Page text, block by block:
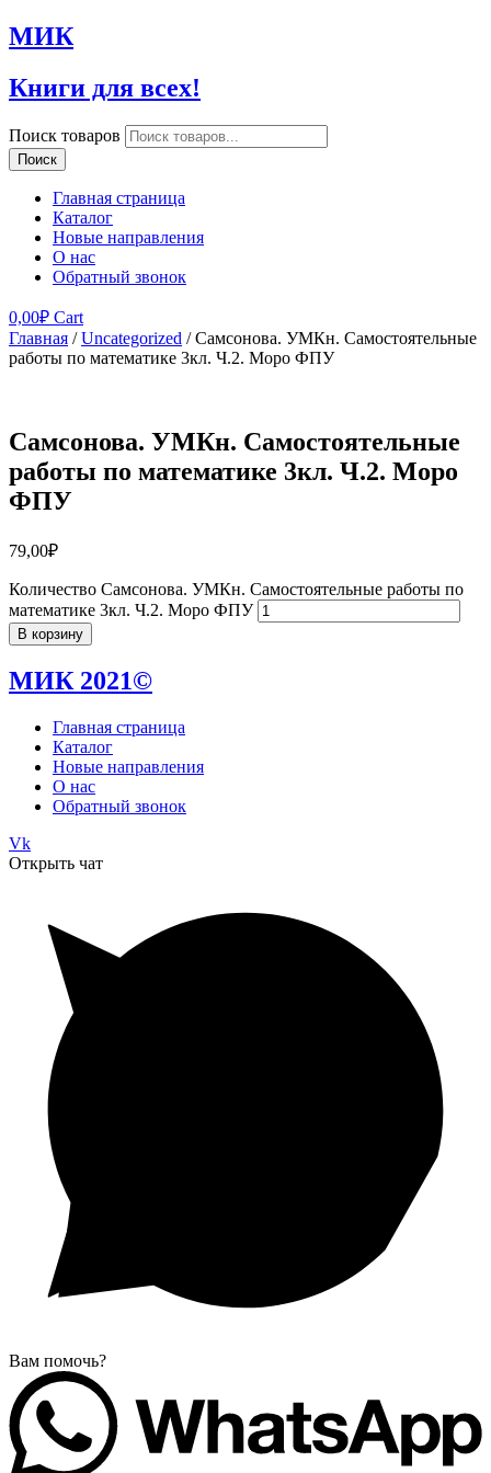
МИК
Книги для всех!
Поиск товаров
Поиск
Главная страница
Каталог
Новые направления
О нас
Обратный звонок
0,00₽ Cart
Главная /Uncategorized / Самсонова. УМКн. Самостоятельные
работы по математике 3кл. Ч.2. Моро ФПУ
Самсонова. УМКн. Самостоятельные
работы по математике 3кл. Ч.2. Моро
ФПУ
79,00₽
Количество Самсонова. УМКн. Самостоятельные работы по
математике 3кл. Ч.2. Моро ФПУ
В корзину
МИК 2021©
Главная страница
Каталог
Новые направления
О нас
Обратный звонок
Vk
Открыть чат
Вам помочь?